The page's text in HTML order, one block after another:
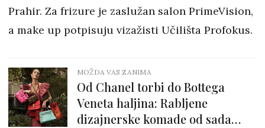
Prahir. Za frizure je zaslužan salon PrimeVision,
a make up potpisuju vizažisti Učilišta Profokus.
MOŽDA VAS ZANIMA
Od Chanel torbi do Bottega
Veneta haljina: Rabljene
dizajnerske komade od sada